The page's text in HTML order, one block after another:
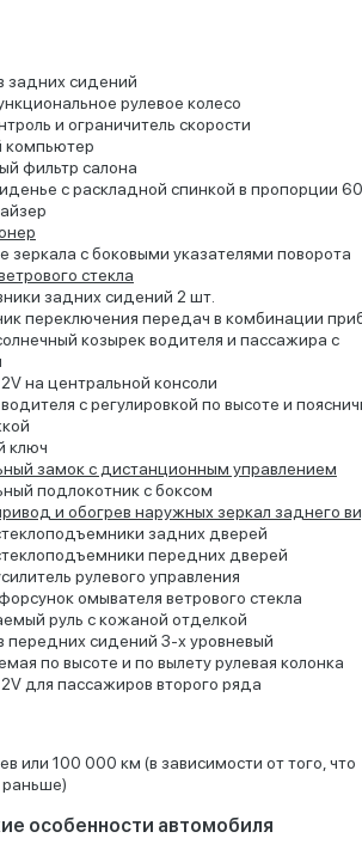
задних сидений
рулевое колесо
и ограничитель скорости
компьютер
фильтр салона
с раскладной спинкой в пропорции
зеркала с боковыми указателями поворота
стекла
задних сидений 2 шт.
переключения передач в комбинации
козырек водителя и пассажира с
на центральной консоли
с регулировкой по высоте и
ключ
замок с дистанционным управлением
подлокотник с боксом
и обогрев наружных зеркал заднего
задних дверей
передних дверей
рулевого управления
омывателя ветрового стекла
руль с кожаной отделкой
передних сидений 3-х уровневый
по высоте и по вылету рулевая колонка
для пассажиров второго ряда
или 100 000 км (в зависимости от того, что
раньше)
особенности автомобиля